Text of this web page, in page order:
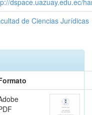
dspace.uazuay.edu.ec/
de Ciencias Jurídicas